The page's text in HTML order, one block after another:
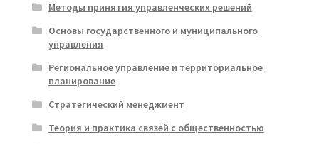
Методы принятия управленческих решений
Основы государственного и муниципального
управления
Региональное управление и территориальное
планирование
Стратегический менеджмент
Теория и практика связей с общественностью